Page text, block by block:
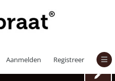
Aanmelden Registreer
pads en cups